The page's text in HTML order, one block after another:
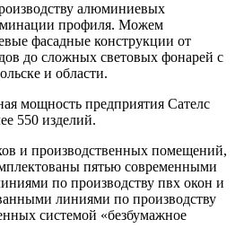
алюминиевых
профиля. Можем
фасадные конструкции от
до сложных световых фонарей с
и области.
мощность предприятия Сателс
550 изделий.
и производственных помещений,
пятью современными
по производству пвх окон и
линиями по производству
системой «безбумажное